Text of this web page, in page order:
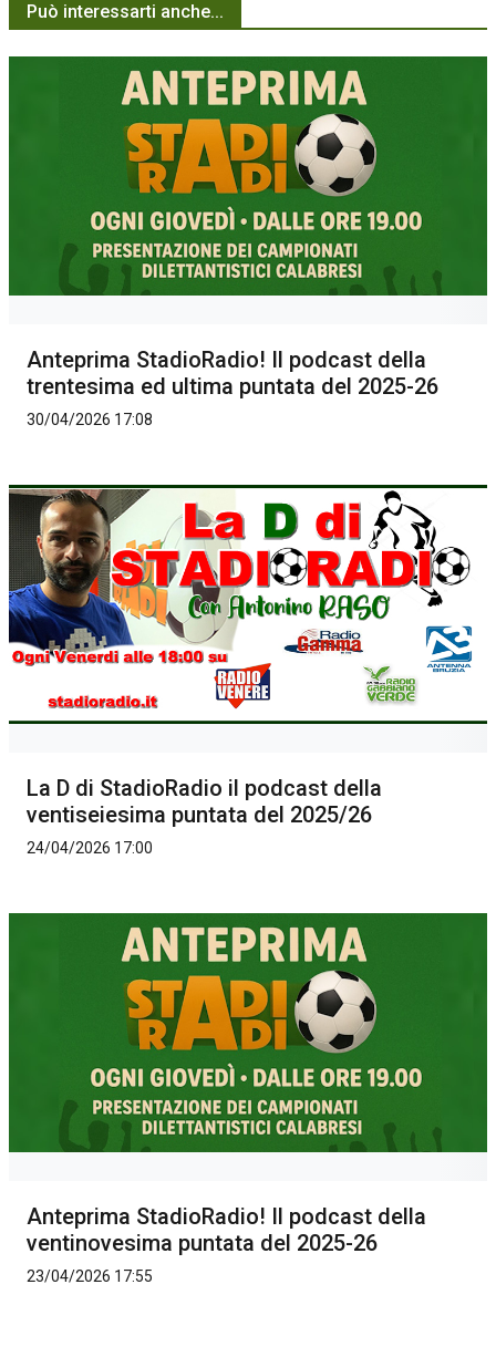
Può interessarti anche...
Anteprima StadioRadio! Il podcast della
trentesima ed ultima puntata del 2025-26
30/04/2026 17:08
La D di StadioRadio il podcast della
ventiseiesima puntata del 2025/26
24/04/2026 17:00
Anteprima StadioRadio! Il podcast della
ventinovesima puntata del 2025-26
23/04/2026 17:55